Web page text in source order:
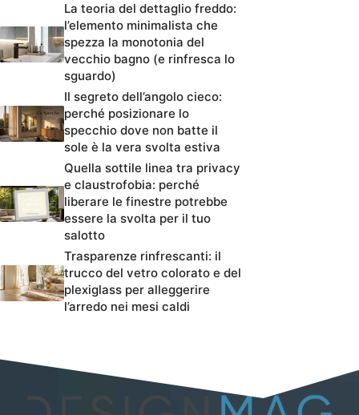
La teoria del dettaglio freddo:
l’elemento minimalista che
spezza la monotonia del
vecchio bagno (e rinfresca lo
sguardo)
Il segreto dell’angolo cieco:
perché posizionare lo
specchio dove non batte il
sole è la vera svolta estiva
Quella sottile linea tra privacy
e claustrofobia: perché
liberare le finestre potrebbe
essere la svolta per il tuo
salotto
Trasparenze rinfrescanti: il
trucco del vetro colorato e del
plexiglass per alleggerire
l’arredo nei mesi caldi